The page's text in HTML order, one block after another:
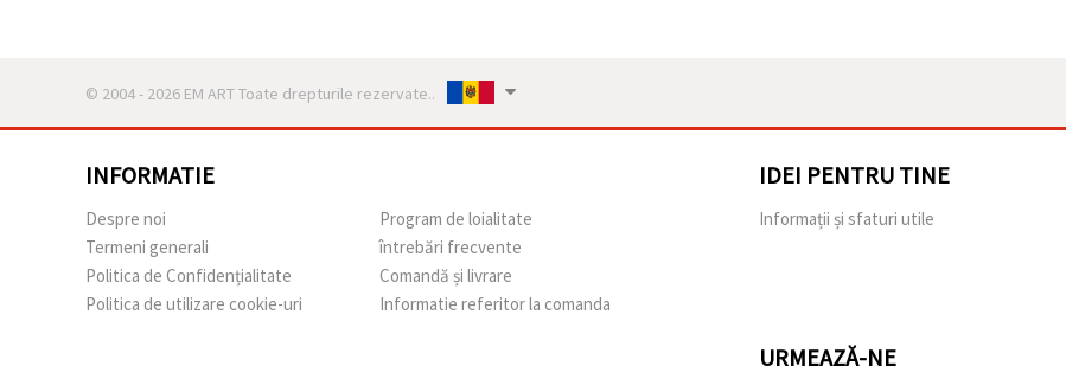
© 2004 - 2026 EM ART Toate drepturile rezervate..
INFORMATIE
Despre noi
Termeni generali
Politica de Confidențialitate
Politica de utilizare cookie-uri
Program de loialitate
întrebări frecvente
Comandă și livrare
Informatie referitor la comanda
IDEI PENTRU TINE
Informații și sfaturi utile
URMEAZĂ-NE